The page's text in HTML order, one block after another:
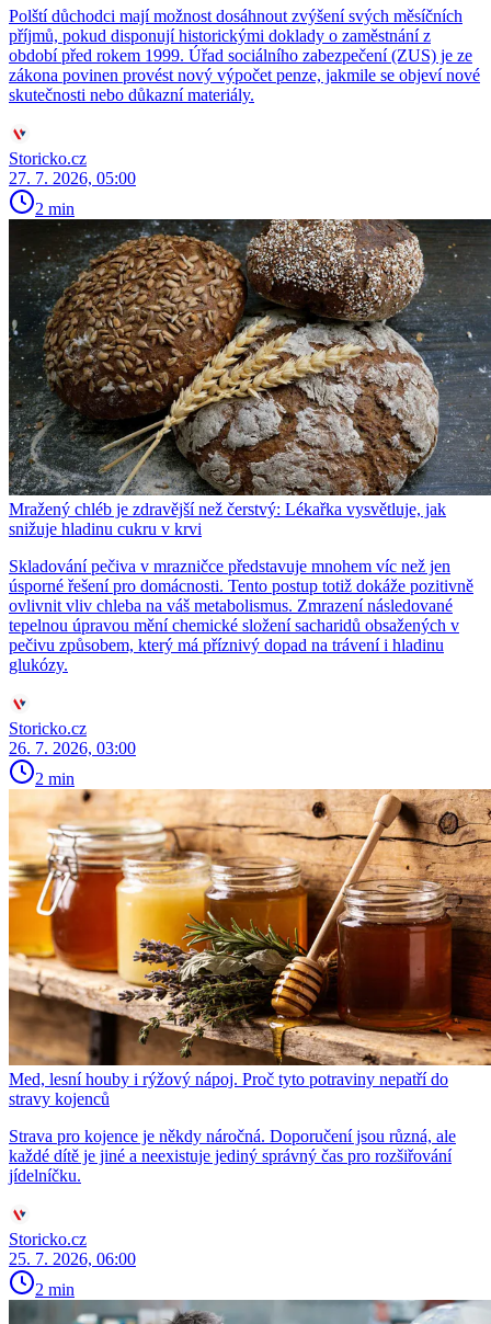
Polští důchodci mají možnost dosáhnout zvýšení svých měsíčních
příjmů, pokud disponují historickými doklady o zaměstnání z
období před rokem 1999. Úřad sociálního zabezpečení (ZUS) je ze
zákona povinen provést nový výpočet penze, jakmile se objeví nové
skutečnosti nebo důkazní materiály.
Storicko.cz
27. 7. 2026, 05:00
2 min
Mražený chléb je zdravější než čerstvý: Lékařka vysvětluje, jak
snižuje hladinu cukru v krvi
Skladování pečiva v mrazničce představuje mnohem víc než jen
úsporné řešení pro domácnosti. Tento postup totiž dokáže pozitivně
ovlivnit vliv chleba na váš metabolismus. Zmrazení následované
tepelnou úpravou mění chemické složení sacharidů obsažených v
pečivu způsobem, který má příznivý dopad na trávení i hladinu
glukózy.
Storicko.cz
26. 7. 2026, 03:00
2 min
Med, lesní houby i rýžový nápoj. Proč tyto potraviny nepatří do
stravy kojenců
Strava pro kojence je někdy náročná. Doporučení jsou různá, ale
každé dítě je jiné a neexistuje jediný správný čas pro rozšiřování
jídelníčku.
Storicko.cz
25. 7. 2026, 06:00
2 min